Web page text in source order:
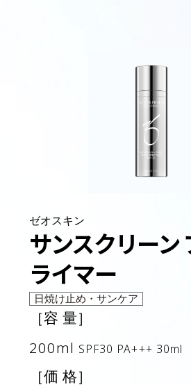
ゼオスキン
サンスクリーン
ライマー
日焼け止め・サンケア
［容 量］
200ml SPF30 PA+++ 30ml
［価 格］